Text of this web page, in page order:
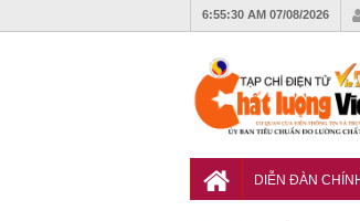
6:55:31 AM 07/08/2026
DIỄN ĐÀN